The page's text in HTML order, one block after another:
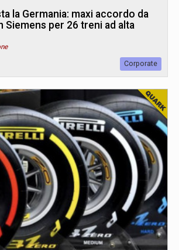
la Germania: maxi accordo da
Siemens per 26 treni ad alta
Corporate